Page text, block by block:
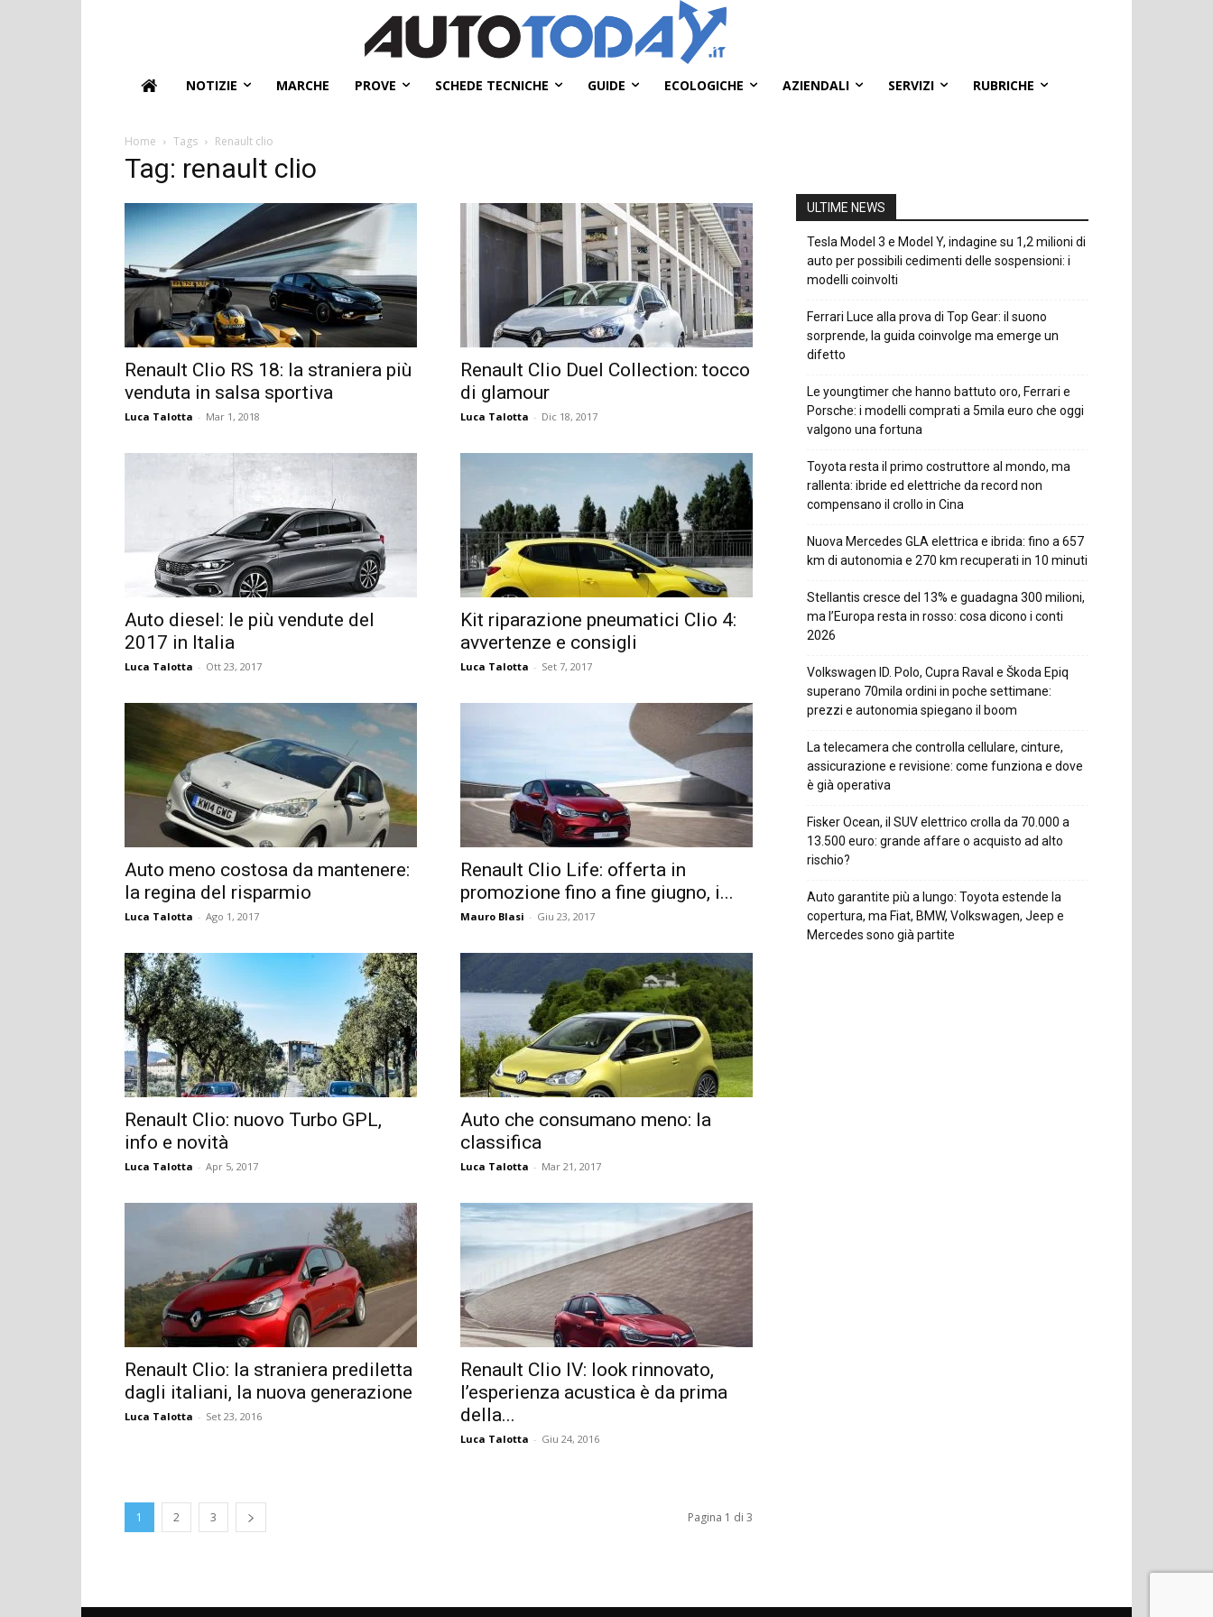
NOTIZIE MARCHE PROVE SCHEDE TECNICHE GUIDE ECOLOGICHE AZIENDALI SERVIZI RUBRICHE
Home Tags Renault clio
Tag: renault clio
Renault Clio RS 18: la straniera più
venduta in salsa sportiva
Luca Talotta - Mar 1, 2018
Renault Clio Duel Collection: tocco
di glamour
Luca Talotta - Dic 18, 2017
Auto diesel: le più vendute del
2017 in Italia
Luca Talotta - Ott 23, 2017
Kit riparazione pneumatici Clio 4:
avvertenze e consigli
Luca Talotta - Set 7, 2017
Auto meno costosa da mantenere:
la regina del risparmio
Luca Talotta - Ago 1, 2017
Renault Clio Life: offerta in
promozione fino a fine giugno, i...
Mauro Blasi - Giu 23, 2017
Renault Clio: nuovo Turbo GPL,
info e novità
Luca Talotta - Apr 5, 2017
Auto che consumano meno: la
classifica
Luca Talotta - Mar 21, 2017
Renault Clio: la straniera prediletta
dagli italiani, la nuova generazione
Luca Talotta - Set 23, 2016
Renault Clio IV: look rinnovato,
l’esperienza acustica è da prima
della...
Luca Talotta - Giu 24, 2016
1 2 3 Pagina 1 di 3
ULTIME NEWS
Tesla Model 3 e Model Y, indagine su 1,2 milioni di
auto per possibili cedimenti delle sospensioni: i
modelli coinvolti
Ferrari Luce alla prova di Top Gear: il suono
sorprende, la guida coinvolge ma emerge un
difetto
Le youngtimer che hanno battuto oro, Ferrari e
Porsche: i modelli comprati a 5mila euro che oggi
valgono una fortuna
Toyota resta il primo costruttore al mondo, ma
rallenta: ibride ed elettriche da record non
compensano il crollo in Cina
Nuova Mercedes GLA elettrica e ibrida: fino a 657
km di autonomia e 270 km recuperati in 10 minuti
Stellantis cresce del 13% e guadagna 300 milioni,
ma l’Europa resta in rosso: cosa dicono i conti
2026
Volkswagen ID. Polo, Cupra Raval e Škoda Epiq
superano 70mila ordini in poche settimane:
prezzi e autonomia spiegano il boom
La telecamera che controlla cellulare, cinture,
assicurazione e revisione: come funziona e dove
è già operativa
Fisker Ocean, il SUV elettrico crolla da 70.000 a
13.500 euro: grande affare o acquisto ad alto
rischio?
Auto garantite più a lungo: Toyota estende la
copertura, ma Fiat, BMW, Volkswagen, Jeep e
Mercedes sono già partite